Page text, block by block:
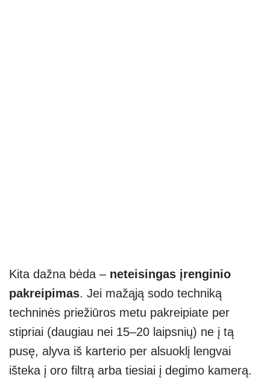
Kita dažna bėda – neteisingas įrenginio
pakreipimas. Jei mažąją sodo techniką
techninės priežiūros metu pakreipiate per
stipriai (daugiau nei 15–20 laipsnių) ne į tą
pusę, alyva iš karterio per alsuoklį lengvai
išteka į oro filtrą arba tiesiai į degimo kamerą.